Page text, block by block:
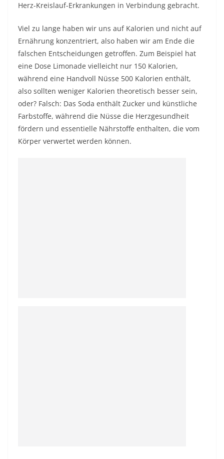
Herz-Kreislauf-Erkrankungen in Verbindung gebracht.
Viel zu lange haben wir uns auf Kalorien und nicht auf
Ernährung konzentriert, also haben wir am Ende die
falschen Entscheidungen getroffen. Zum Beispiel hat
eine Dose Limonade vielleicht nur 150 Kalorien,
während eine Handvoll Nüsse 500 Kalorien enthält,
also sollten weniger Kalorien theoretisch besser sein,
oder? Falsch: Das Soda enthält Zucker und künstliche
Farbstoffe, während die Nüsse die Herzgesundheit
fördern und essentielle Nährstoffe enthalten, die vom
Körper verwertet werden können.